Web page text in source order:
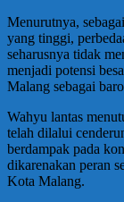
Menurutnya,
yang tinggi,
seharusnya tidak
menjadi potensi
Malang sebagai
Wahyu lantas
telah dilalui
berdampak pada
dikarenakan peran
Kota Malang.